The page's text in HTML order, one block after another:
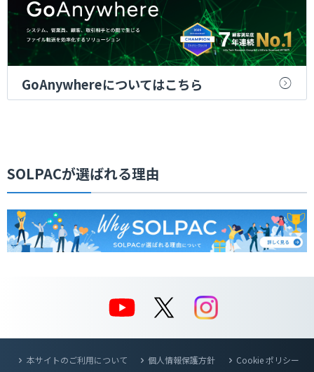
GoAnywhereについてはこちら
SOLPACが選ばれる理由
本サイトのご利用について 個人情報保護方針
Cookie ポリシー